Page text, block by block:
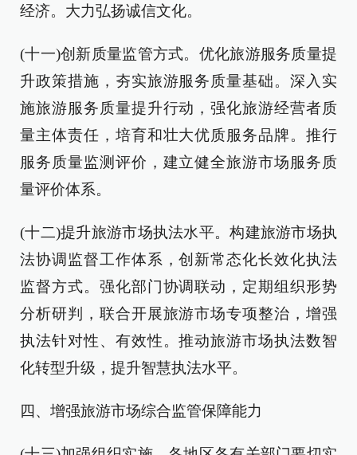
经济。大力弘扬诚信文化。
(十一)创新质量监管方式。优化旅游服务质量提
升政策措施，夯实旅游服务质量基础。深入实
施旅游服务质量提升行动，强化旅游经营者质
量主体责任，培育和壮大优质服务品牌。推行
服务质量监测评价，建立健全旅游市场服务质
量评价体系。
(十二)提升旅游市场执法水平。构建旅游市场执
法协调监督工作体系，创新常态化长效化执法
监督方式。强化部门协调联动，定期组织形势
分析研判，联合开展旅游市场专项整治，增强
执法针对性、有效性。推动旅游市场执法数智
化转型升级，提升智慧执法水平。
四、增强旅游市场综合监管保障能力